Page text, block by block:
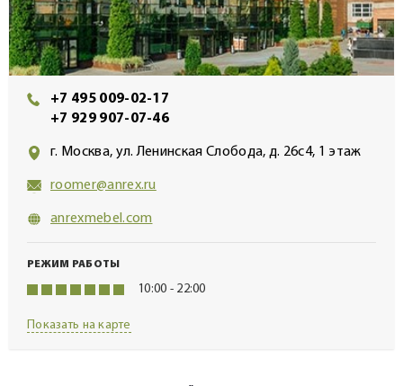
+7 495 009-02-17
+7 929 907-07-46
г. Москва, ул. Ленинская Слобода, д. 26с4, 1 этаж
roomer@anrex.ru
anrexmebel.com
РЕЖИМ РАБОТЫ
10:00 - 22:00
Показать на карте